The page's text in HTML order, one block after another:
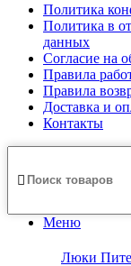
Политика
Политика в
данных
Согласие на
Правила
Правила
Доставка и
Контакты
Меню
Люки